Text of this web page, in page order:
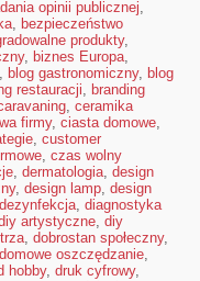
opinii publicznej,
, bezpieczeństwo
produkty,
, biznes Europa,
, blog gastronomiczny, blog
restauracji, branding
, ceramika
firmy, ciasta domowe,
, customer
, czas wolny
, dermatologia, design
, design lamp, design
dezynfekcja, diagnostyka
artystyczne, diy
, dobrostan społeczny,
domowe oszczędzanie,
hobby, druk cyfrowy,